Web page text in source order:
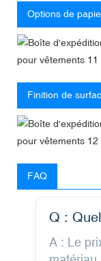
Options de
Finition de
FAQ
Q :
A : Le